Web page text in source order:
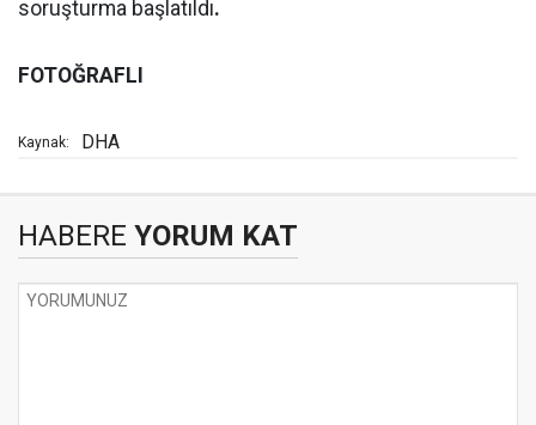
soruşturma başlatıldı.
FOTOĞRAFLI
Kaynak: DHA
HABERE YORUM KAT